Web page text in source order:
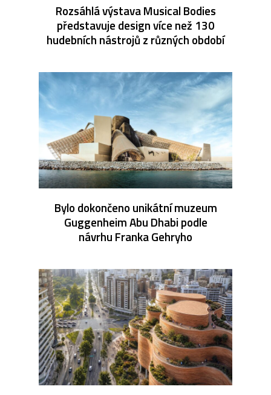
Rozsáhlá výstava Musical Bodies
představuje design více než 130
hudebních nástrojů z různých období
Bylo dokončeno unikátní muzeum
Guggenheim Abu Dhabi podle
návrhu Franka Gehryho